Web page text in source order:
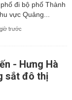
đi bộ phố Thành
vực Quảng...
trước
- Hưng Hà
sắt đô thị